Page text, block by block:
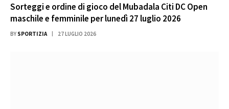
Sorteggi e ordine di gioco del Mubadala Citi DC Open
maschile e femminile per lunedì 27 luglio 2026
BY SPORTIZIA 27 LUGLIO 2026